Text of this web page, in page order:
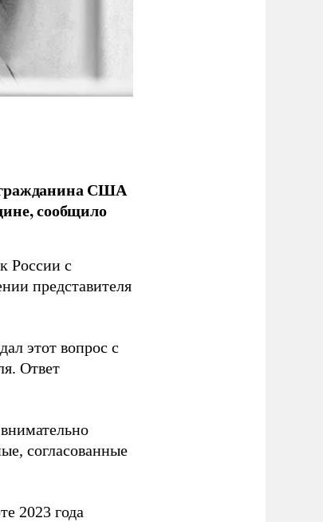
гражданина США
сообщило
России с
представителя
этот вопрос с
Ответ
согласованные
2023 года